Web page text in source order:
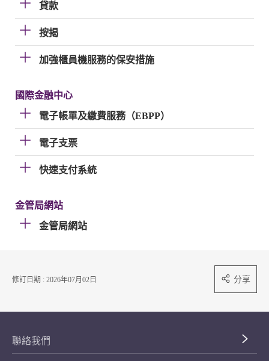
貸款
按揭
加強櫃員機服務的保安措施
國際金融中心
電子帳單及繳費服務（EBPP）
電子支票
快速支付系統
金管局網站
金管局網站
修訂日期 : 2026年07月02日 分享
聯絡我們